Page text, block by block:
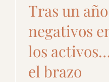
Tras un
negativos
los
el brazo